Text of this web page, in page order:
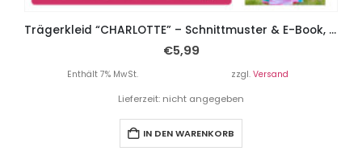
Trägerkleid “CHARLOTTE” – Schnittmuster & E-Book, Gr 62 – 104
€5,99
Enthält 7% MwSt. zzgl. Versand
Lieferzeit: nicht angegeben
IN DEN WARENKORB